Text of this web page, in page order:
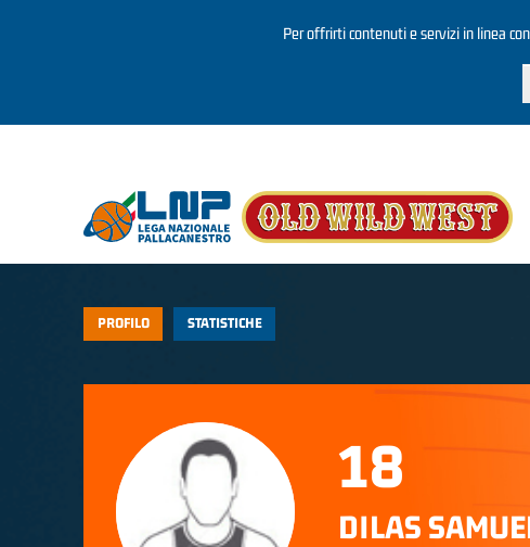
Per offrirti contenuti e servizi in linea
PROFILO STATISTICHE
18
DILAS